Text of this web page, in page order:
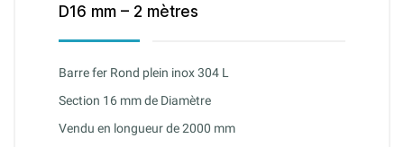
D16 mm – 2 mètres
Barre fer Rond plein inox 304 L
Section 16 mm de Diamètre
Vendu en longueur de 2000 mm